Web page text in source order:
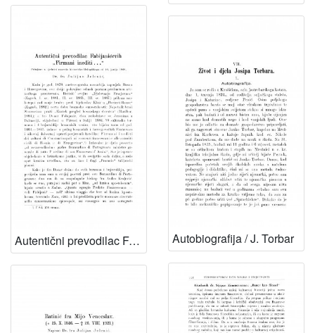
Autentični prevodilac Fabijanovićevih "Firmani inediti ..." / J. Jelenić Autobiografija / J. Torbar